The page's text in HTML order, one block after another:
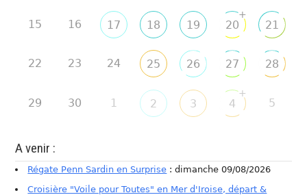
15 16 17 18 19 20
+
21
22 23 24 25 26 27 28
29 30 1 2 3 4
+
5
A venir :
Régate Penn Sardin en Surprise : dimanche 09/08/2026
Croisière "Voile pour Toutes" en Mer d'Iroise, départ &